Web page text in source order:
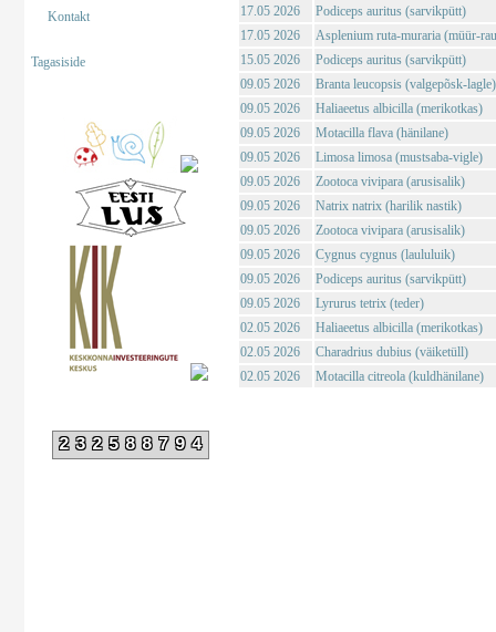
Kontakt
Tagasiside
232588794
17.05 2026
Podiceps auritus (sarvikpütt)
17.05 2026
Asplenium ruta-muraria (müür-
15.05 2026
Podiceps auritus (sarvikpütt)
09.05 2026
Branta leucopsis (valgepõsk-lagle)
09.05 2026
Haliaeetus albicilla (merikotkas)
09.05 2026
Motacilla flava (hänilane)
09.05 2026
Limosa limosa (mustsaba-vigle)
09.05 2026
Zootoca vivipara (arusisalik)
09.05 2026
Natrix natrix (harilik nastik)
09.05 2026
Zootoca vivipara (arusisalik)
09.05 2026
Cygnus cygnus (laululuik)
09.05 2026
Podiceps auritus (sarvikpütt)
09.05 2026
Lyrurus tetrix (teder)
02.05 2026
Haliaeetus albicilla (merikotkas)
02.05 2026
Charadrius dubius (väiketüll)
02.05 2026
Motacilla citreola (kuldhänilane)